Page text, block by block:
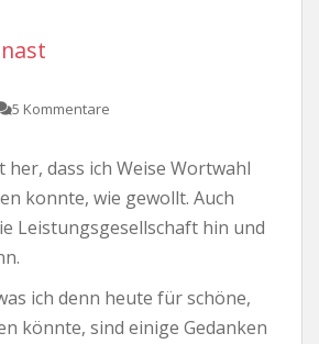
5 Kommentare
her, dass ich Weise Wortwahl
konnte, wie gewollt. Auch
Leistungsgesellschaft hin und
ich denn heute für schöne,
könnte, sind einige Gedanken